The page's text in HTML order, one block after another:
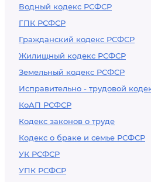
Водный кодекс РСФСР
ГПК РСФСР
Гражданский кодекс РСФСР
Жилищный кодекс РСФСР
Земельный кодекс РСФСР
Исправительно - трудовой
КоАП РСФСР
Кодекс законов о труде
Кодекс о браке и семье РСФСР
УК РСФСР
УПК РСФСР